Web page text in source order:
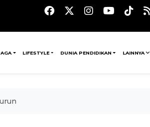
LIFESTYLE DUNIA PENDIDIKAN LAINNYA